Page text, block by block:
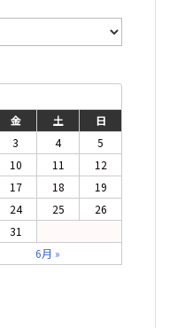
金 土
日
3 4
5
10 11
12
17 18
19
24 25
26
31
6月 »